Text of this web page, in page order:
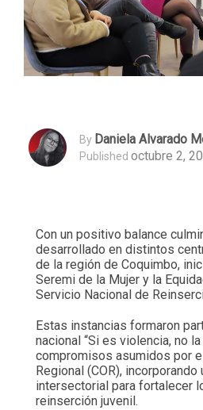
By Daniela Alvarado
Published octubre 2,
Con un positivo balance
desarrollado en distintos
de la región de Coquimbo,
Seremi de la Mujer y la
Servicio Nacional de
Estas instancias formaron
nacional “Si es violencia, no
compromisos asumidos por
Regional (COR), incorporando
intersectorial para fortalecer
reinserción juvenil.